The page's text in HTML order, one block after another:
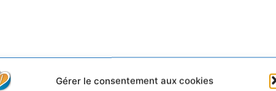
Gérer le consentement aux cookies